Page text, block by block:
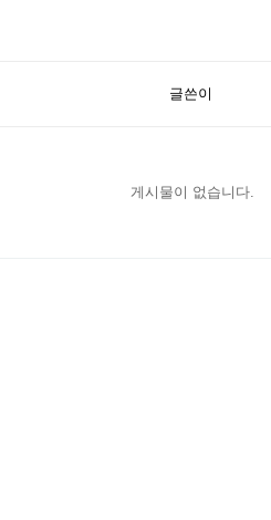
글쓴이
게시물이 없습니다.